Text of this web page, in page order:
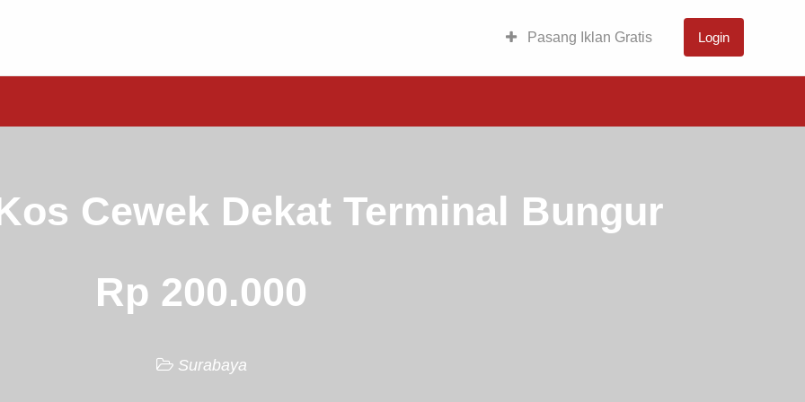
Pasang Iklan Gratis Login
Cewek Dekat Terminal Bungur
Rp 200.000
Surabaya